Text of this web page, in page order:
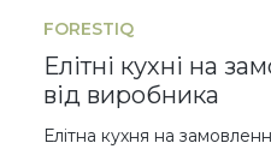
FORESTIQ
Елітні кухні на
від виробника
Елітна кухня на